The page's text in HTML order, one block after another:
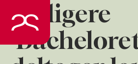
indhold
Tidligere